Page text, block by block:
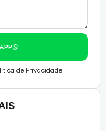
de Privacidade